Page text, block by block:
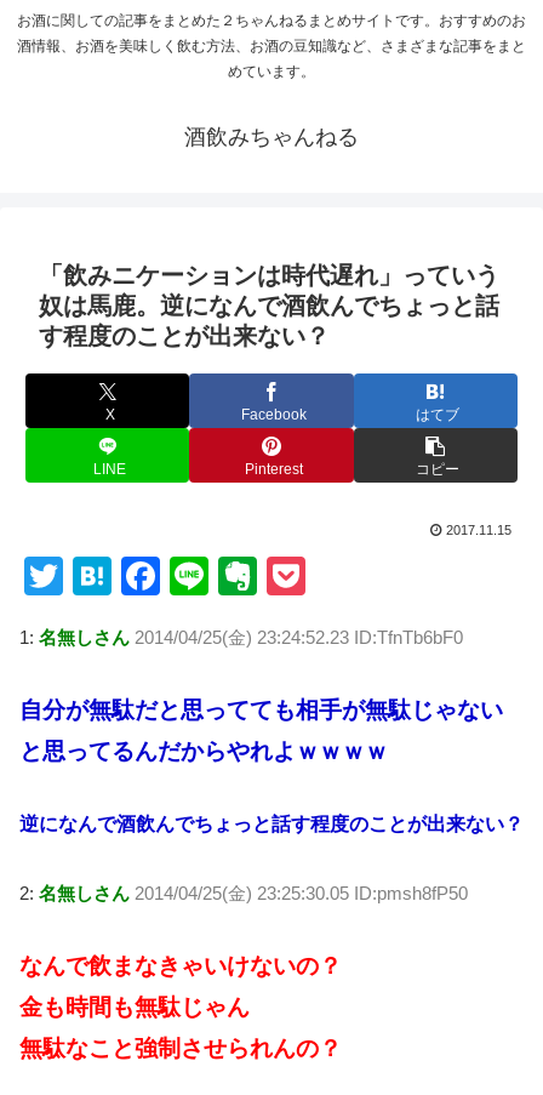
お酒に関しての記事をまとめた２ちゃんねるまとめサイトです。おすすめのお
酒情報、お酒を美味しく飲む方法、お酒の豆知識など、さまざまな記事をまと
めています。
酒飲みちゃんねる
「飲みニケーションは時代遅れ」っていう
奴は馬鹿。逆になんで酒飲んでちょっと話
す程度のことが出来ない？
X Facebook はてブ
LINE Pinterest コピー
2017.11.15
T
tt
er
H
e
n
a
F
c
e
b
o
o
k
Li
e
E
er
n
ot
e
ck
et
1: 名無しさん 2014/04/25(金) 23:24:52.23 ID:TfnTb6bF0
自分が無駄だと思ってても相手が無駄じゃない
と思ってるんだからやれよｗｗｗｗ
逆になんで酒飲んでちょっと話す程度のことが出来ない？
2: 名無しさん 2014/04/25(金) 23:25:30.05 ID:pmsh8fP50
なんで飲まなきゃいけないの？
金も時間も無駄じゃん
無駄なこと強制させられんの？